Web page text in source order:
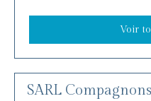
Voir
SARL